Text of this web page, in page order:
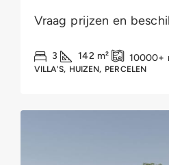
Vraag prijzen en
3 142 m² 10000+
VILLA'S, HUIZEN, PERCELEN